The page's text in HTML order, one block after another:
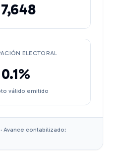
ELECTORAL
0.1%
válido emitido
Avance contabilizado: